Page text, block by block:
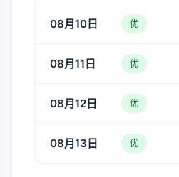
08月10日 优
08月11日 优
08月12日 优
08月13日 优